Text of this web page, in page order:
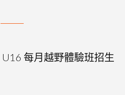
每月越野體驗班招生